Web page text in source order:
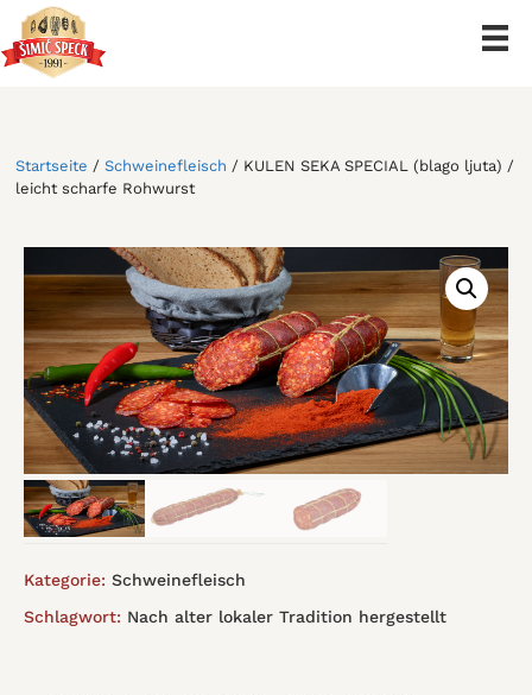
Startseite /Schweinefleisch / KULEN SEKA SPECIAL (blago ljuta) /
leicht scharfe Rohwurst
Kategorie: Schweinefleisch
Schlagwort: Nach alter lokaler Tradition hergestellt